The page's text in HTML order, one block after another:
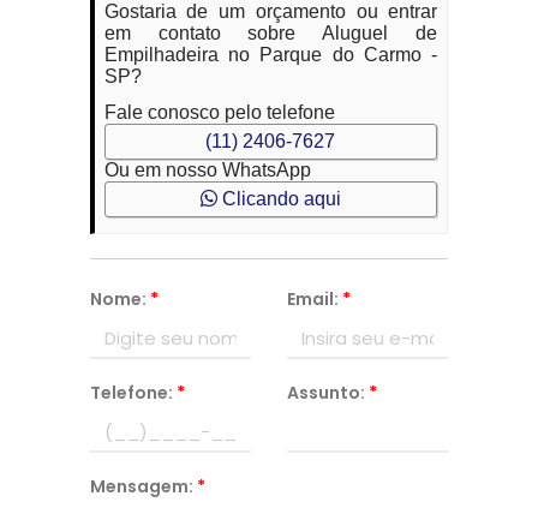
Gostaria de um orçamento ou entrar
em contato sobre Aluguel de
Empilhadeira no Parque do Carmo -
SP?
Fale conosco pelo telefone
(11) 2406-7627
Ou em nosso WhatsApp
Clicando aqui
Nome: * Email: *
Telefone: * Assunto: *
Mensagem: *